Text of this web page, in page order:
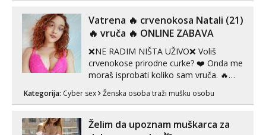
Vatrena ‎️‍🔥 crvenokosa Natali (21)
‎️‍🔥 vruča‎ ️‍🔥 ONLINE ZABAVA
❌NE RADIM NIŠTA UŽIVO❌ Voliš
crvenokose prirodne curke? ❤️ Onda me
moraš isprobati koliko sam vruča.‎ ️‍🔥
MLADA vražica koja ima 100%
prorodne grudi, 💦 Misli su mi uvijek
U mojoj raznolikoj ponudi možeš
Kategorija: Cyber sex Ženska osoba traži mušku osobu
Želim da upoznam muškarca za